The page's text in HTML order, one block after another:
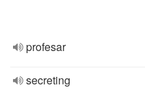
profesar
secreting